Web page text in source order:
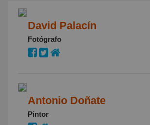
David Palacín
Fotógrafo
Antonio Doñate
Pintor